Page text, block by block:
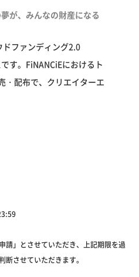
が、みんなの財産になる
ドファンディング2.0
す。FiNANCiEにおけるト
・配布で、クリエイターエ
請」とさせていただき、上記期限を過
断させていただきます。